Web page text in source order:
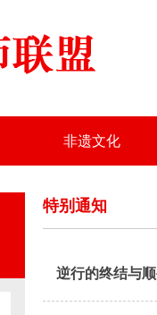
非遗文化
特别通知
逆行的终结与